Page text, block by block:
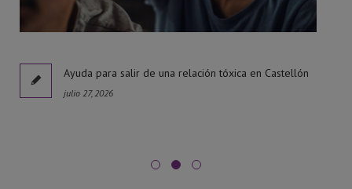
Ayuda para salir de una relación tóxica en Castellón
julio 27, 2026